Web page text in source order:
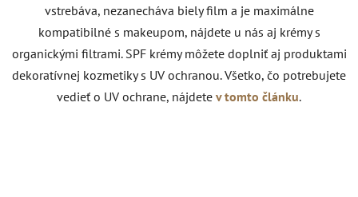
vstrebáva, nezanecháva biely film a je maximálne
kompatibilné s makeupom, nájdete u nás aj krémy s
organickými filtrami. SPF krémy môžete doplniť aj produktami
dekoratívnej kozmetiky s UV ochranou. Všetko, čo potrebujete
vedieť o UV ochrane, nájdete v tomto článku.